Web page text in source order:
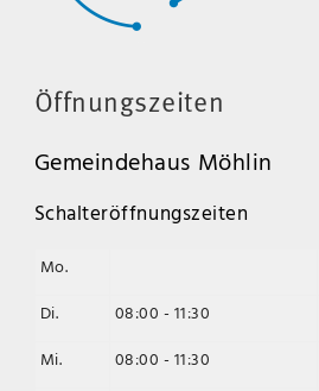
Öffnungszeiten
Gemeindehaus Möhlin
Schalteröffnungszeiten
Mo.
Di.
08:00 - 11:30
Mi.
08:00 - 11:30